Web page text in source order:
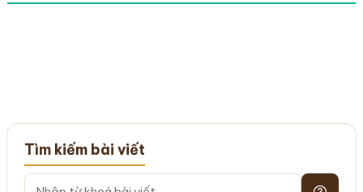
Tìm kiếm bài viết